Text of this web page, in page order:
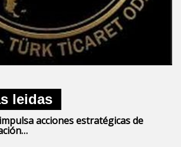
leidas
acciones estratégicas de